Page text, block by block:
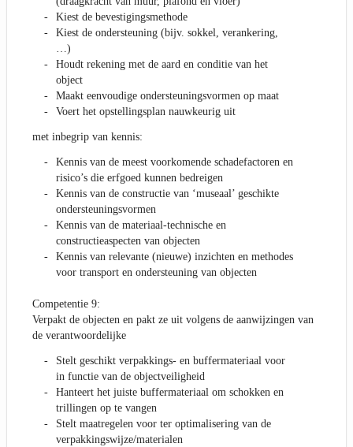
Kiest de bevestigingsmethode
Kiest de ondersteuning (bijv. sokkel, verankering,
…)
Houdt rekening met de aard en conditie van het
object
Maakt eenvoudige ondersteuningsvormen op maat
Voert het opstellingsplan nauwkeurig uit
met inbegrip van kennis:
Kennis van de meest voorkomende schadefactoren en
risico’s die erfgoed kunnen bedreigen
Kennis van de constructie van ‘museaal’ geschikte
ondersteuningsvormen
Kennis van de materiaal-technische en
constructieaspecten van objecten
Kennis van relevante (nieuwe) inzichten en methodes
voor transport en ondersteuning van objecten
Competentie 9:
Verpakt de objecten en pakt ze uit volgens de aanwijzingen van
de verantwoordelijke
Stelt geschikt verpakkings- en buffermateriaal voor
in functie van de objectveiligheid
Hanteert het juiste buffermateriaal om schokken en
trillingen op te vangen
Stelt maatregelen voor ter optimalisering van de
verpakkingswijze/materialen